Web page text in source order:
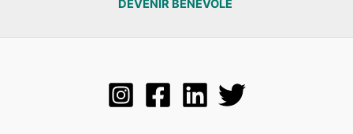
DEVENIR BÉNÉVOLE